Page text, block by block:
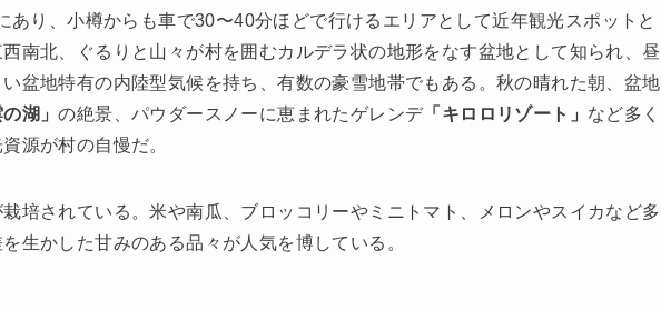
あり、小樽からも車で30〜40分ほどで行けるエリアとして近年観光スポットと
南北、ぐるりと山々が村を囲むカルデラ状の地形をなす盆地として知られ、昼
盆地特有の内陸型気候を持ち、有数の豪雪地帯でもある。秋の晴れた朝、盆地
の湖」の絶景、パウダースノーに恵まれたゲレンデ「キロロリゾート」 など多く
源が村の自慢だ。
培されている。米や南瓜、ブロッコリーやミニトマト、メロンやスイカなど多
生かした甘みのある品々が人気を博している。